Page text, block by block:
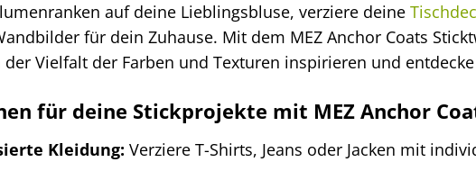
auf deine Lieblingsbluse, verziere deine
für dein Zuhause. Mit dem MEZ Anchor Coats
der Vielfalt der Farben und Texturen inspirieren und
für deine Stickprojekte mit MEZ Anchor
Kleidung: Verziere T-Shirts, Jeans oder Jacken mit